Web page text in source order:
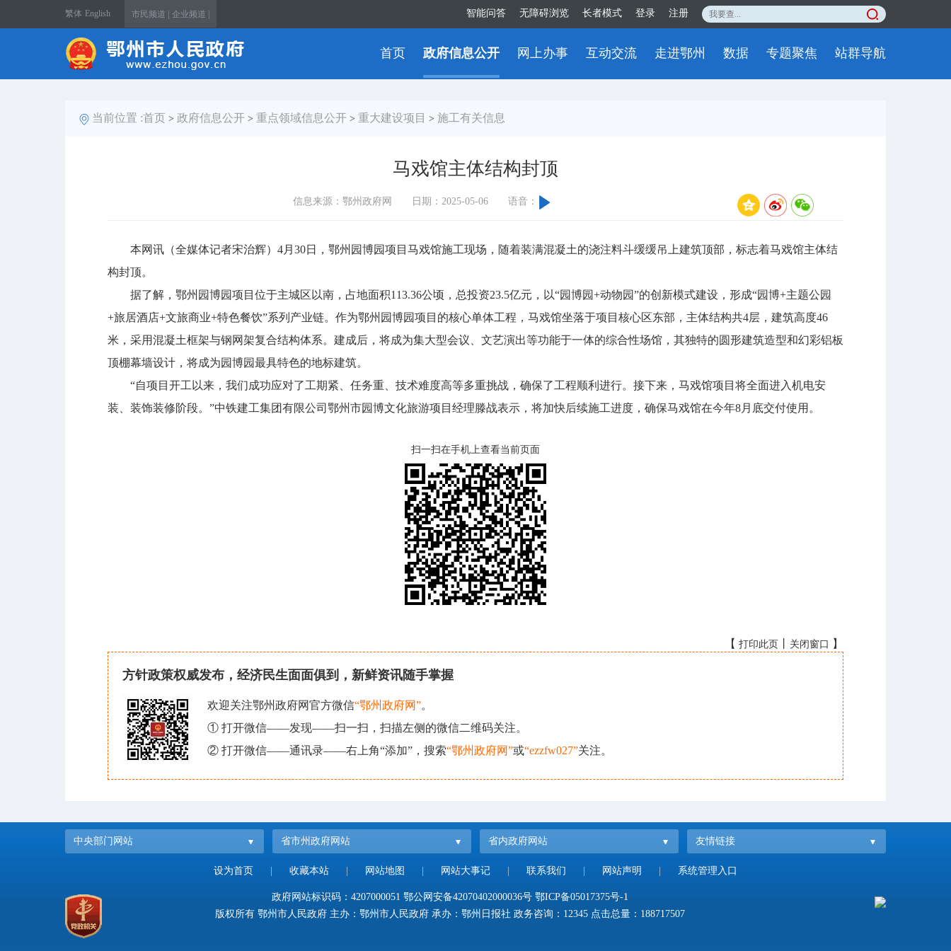
繁体 English 市民频道 | 企业频道 | 智能问答 无障碍浏览 长者模式 登录 注册
首页 政府信息公开 网上办事 互动交流 走进鄂州 数据 专题聚焦 站群导航
当前位置 :首页 > 政府信息公开 > 重点领域信息公开 > 重大建设项目 > 施工有关信息
马戏馆主体结构封顶
信息来源：鄂州政府网 日期：2025-05-06 语音：
本网讯（全媒体记者宋治辉）4月30日，鄂州园博园项目马戏馆施工现场，随着装满混凝土的浇注料斗缓缓吊上建筑顶部，标志着马戏馆主体结
构封顶。
据了解，鄂州园博园项目位于主城区以南，占地面积113.36公顷，总投资23.5亿元，以“园博园+动物园”的创新模式建设，形成“园博+主题公园
+旅居酒店+文旅商业+特色餐饮”系列产业链。作为鄂州园博园项目的核心单体工程，马戏馆坐落于项目核心区东部，主体结构共4层，建筑高度46
米，采用混凝土框架与钢网架复合结构体系。建成后，将成为集大型会议、文艺演出等功能于一体的综合性场馆，其独特的圆形建筑造型和幻彩铝板
顶棚幕墙设计，将成为园博园最具特色的地标建筑。
“自项目开工以来，我们成功应对了工期紧、任务重、技术难度高等多重挑战，确保了工程顺利进行。接下来，马戏馆项目将全面进入机电安
装、装饰装修阶段。”中铁建工集团有限公司鄂州市园博文化旅游项目经理滕战表示，将加快后续施工进度，确保马戏馆在今年8月底交付使用。
扫一扫在手机上查看当前页面
【 打印此页 关闭窗口 】
方针政策权威发布，经济民生面面俱到，新鲜资讯随手掌握
欢迎关注鄂州政府网官方微信“鄂州政府网”。
① 打开微信——发现——扫一扫，扫描左侧的微信二维码关注。
② 打开微信——通讯录——右上角“添加”，搜索“鄂州政府网”或“ezzfw027”关注。
中央部门网站 省市州政府网站 省内政府网站 友情链接
设为首页 收藏本站 网站地图 网站大事记 联系我们 网站声明 系统管理入口
政府网站标识码：4207000051 鄂公网安备42070402000036号 鄂ICP备05017375号-1
版权所有 鄂州市人民政府 主办：鄂州市人民政府 承办：鄂州日报社 政务咨询：12345 点击总量： 188717507